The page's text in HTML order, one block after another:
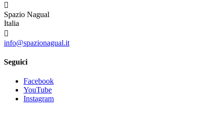

Spazio Nagual
Italia

info@spazionagual.it
Seguici
Facebook
YouTube
Instagram